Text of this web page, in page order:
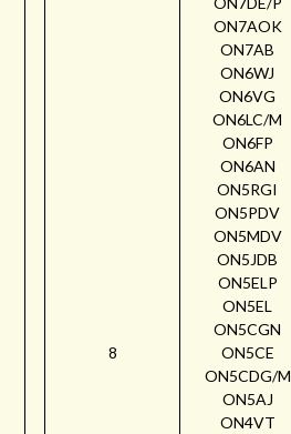
8
ON7AOK
ON7AB
ON6WJ
ON6VG
ON6LC/M
ON6FP
ON6AN
ON5RGI
ON5PDV
ON5MDV
ON5JDB
ON5ELP
ON5EL
ON5CGN
ON5CE
ON5CDG/M
ON5AJ
ON4VT